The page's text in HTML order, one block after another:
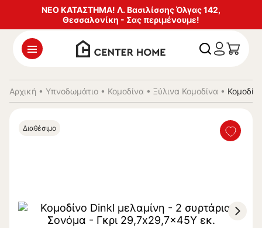
ΝΕΟ ΚΑΤΑΣΤΗΜΑ! Λ. Βασιλίσσης Όλγας 142,
Θεσσαλονίκη - Σας περιμένουμε!
Αρχική • Υπνοδωμάτιο • Κομοδίνα • Ξύλινα Κομοδίνα •
Διαθέσιμο